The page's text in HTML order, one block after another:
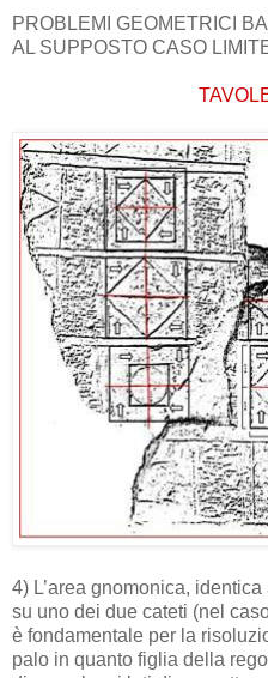
PROBLEMI GEOMETRICI
AL SUPPOSTO CASO
TAVOLETTA
4) L’area gnomonica,
su uno dei due cateti (nel
è fondamentale per la
palo in quanto figlia della